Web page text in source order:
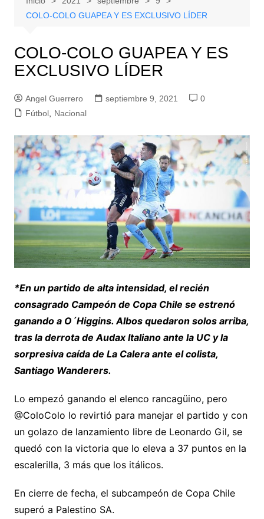
COLO-COLO GUAPEA Y ES EXCLUSIVO LÍDER
COLO-COLO GUAPEA Y ES
EXCLUSIVO LÍDER
Angel Guerrero septiembre 9, 2021
0
Fútbol, Nacional
*En un partido de alta intensidad, el recién
consagrado Campeón de Copa Chile se estrenó
ganando a O´Higgins. Albos quedaron solos arriba,
tras la derrota de Audax Italiano ante la UC y la
sorpresiva caída de La Calera ante el colista,
Santiago Wanderers.
Lo empezó ganando el elenco rancagüino, pero
@ColoColo lo revirtió para manejar el partido y con
un golazo de lanzamiento libre de Leonardo Gil, se
quedó con la victoria que lo eleva a 37 puntos en la
escalerilla, 3 más que los itálicos.
En cierre de fecha, el subcampeón de Copa Chile
superó a Palestino SA.